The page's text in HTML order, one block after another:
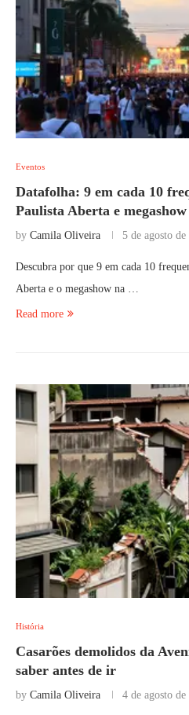
Eventos
Datafolha: 9 em cada 10
Paulista Aberta e
by Camila Oliveira 5 de agosto
Descubra por que 9 em cada 10
Aberta e o megashow na …
Read more
História
Casarões demolidos da
saber antes de ir
by Camila Oliveira 4 de agosto de